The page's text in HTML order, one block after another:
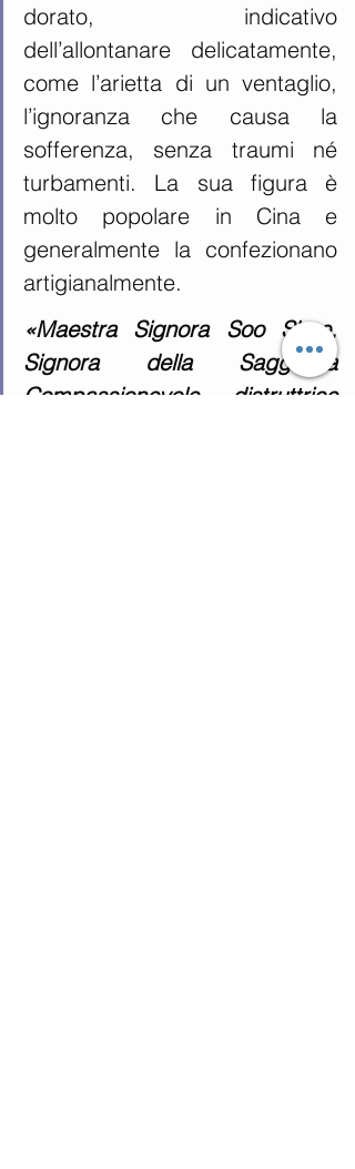
dorato, indicativo
dell’allontanare delicatamente,
come l’arietta di un ventaglio,
l’ignoranza che causa la
sofferenza, senza traumi né
turbamenti. La sua figura è
molto popolare in Cina e
generalmente la confezionano
artigianalmente.
«Maestra Signora Soo Shee,
Signora della Saggezza
Compassionevole, distruttrice